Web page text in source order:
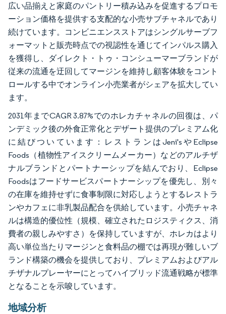
広い品揃えと家庭のパントリー積み込みを促進するプロモ
ーション価格を提供する支配的な小売サブチャネルであり
続けています。コンビニエンスストアはシングルサーブフ
ォーマットと販売時点での視認性を通じてインパルス購入
を獲得し、ダイレクト・トゥ・コンシューマーブランドが
従来の流通を迂回してマージンを維持し顧客体験をコント
ロールする中でオンライン小売業者がシェアを拡大してい
ます。
2031年までCAGR 3.87%でのホレカチャネルの回復は、パ
ンデミック後の外食正常化とデザート提供のプレミアム化
に結びついています：レストランはJeni'sやEclipse
Foods（植物性アイスクリームメーカー）などのアルチザ
ナルブランドとパートナーシップを結んでおり、Eclipse
Foodsはフードサービスパートナーシップを優先し、別々
の在庫を維持せずに食事制限に対応しようとするレストラ
ンやカフェに非乳製品配合を供給しています。小売チャネ
ルは構造的優位性（規模、確立されたロジスティクス、消
費者の親しみやすさ）を保持していますが、ホレカはより
高い単位当たりマージンと食料品の棚では再現が難しいブ
ランド構築の機会を提供しており、プレミアムおよびアル
チザナルプレーヤーにとってハイブリッド流通戦略が標準
となることを示唆しています。
地域分析